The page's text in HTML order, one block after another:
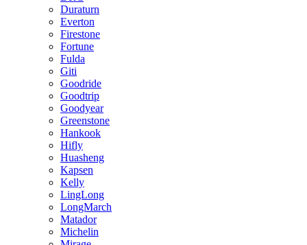
Duraturn
Everton
Firestone
Fortune
Fulda
Giti
Goodride
Goodtrip
Goodyear
Greenstone
Hankook
Hifly
Huasheng
Kapsen
Kelly
LingLong
LongMarch
Matador
Michelin